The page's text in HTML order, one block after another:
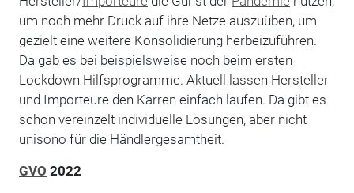
um noch mehr Druck auf ihre Netze auszuüben, um
gezielt eine weitere Konsolidierung herbeizuführen.
Da gab es bei beispielsweise noch beim ersten
Lockdown Hilfsprogramme. Aktuell lassen Hersteller
und Importeure den Karren einfach laufen. Da gibt es
schon vereinzelt individuelle Lösungen, aber nicht
unisono für die Händlergesamtheit.
GVO 2022